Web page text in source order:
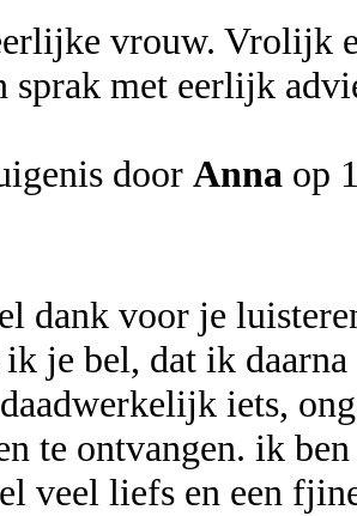
vrouw. Vrolijk
sprak met eerlijk
door Anna op
dank voor je
je bel, dat ik
iets,
te ontvangen. ik
veel liefs en een